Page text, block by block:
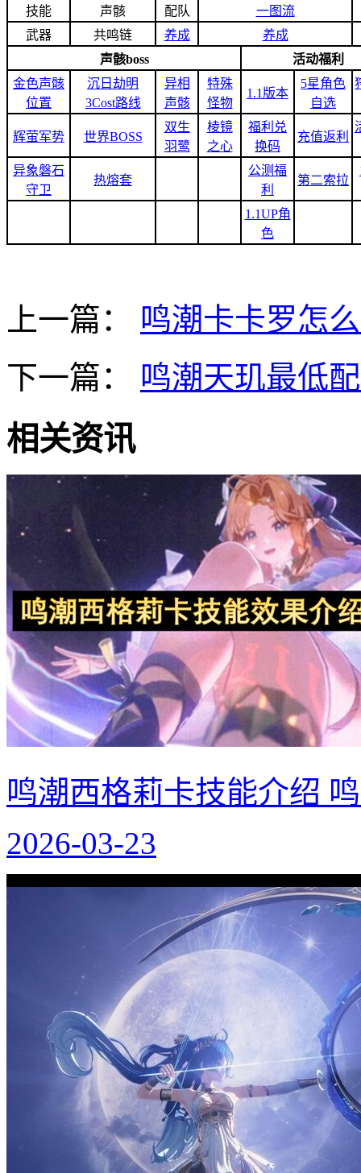
技能 声骸 配队
一图流
武器
共鸣链 养成
养成
声骸boss
活动福利
金色声骸
位置
沉日劫明
3Cost路线
异相
声骸
特殊
怪物
1.1版本
5星角色
自选
辉萤军势 世界BOSS
双生
羽鹭
棱镜
之心
福利兑
换码
充值返利
异象磐石
守卫
热熔套
公测福
利
第二索拉
1.1UP角
色
上一篇：
鸣潮卡卡罗怎
下一篇：
鸣潮天玑最低
相关资讯
鸣潮西格莉卡技能介绍
2026-03-23